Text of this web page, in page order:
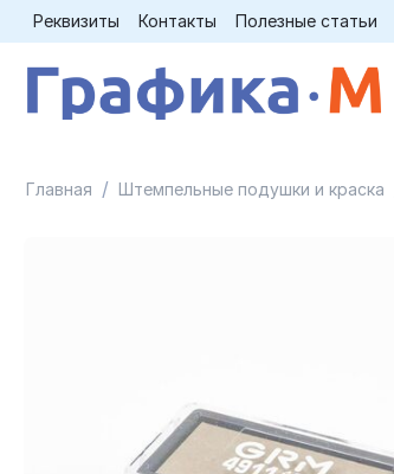
Реквизиты Контакты Полезные статьи
Главная / Штемпельные подушки и краска